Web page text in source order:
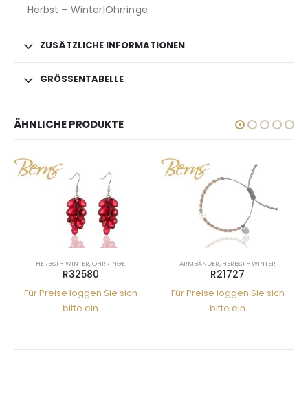
Herbst – Winter|Ohrringe
ZUSÄTZLICHE INFORMATIONEN
GRÖSSENTABELLE
ÄHNLICHE PRODUKTE
HERBST - WINTER,OHRRINGE
R32580
Für Preise loggen Sie sich
bitte ein
ARMBÄNDER, HERBST - WINTER
R21727
Für Preise loggen Sie sich
bitte ein